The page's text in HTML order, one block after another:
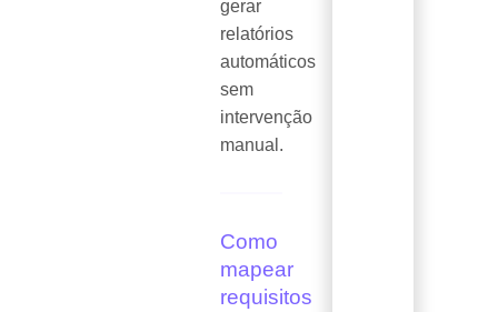
gerar
relatórios
automáticos
sem
intervenção
manual.
Como
mapear
requisitos